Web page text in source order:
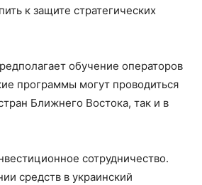
к защите стратегических
обучение операторов
программы могут проводиться
Ближнего Востока, так и в
сотрудничество.
средств в украинский